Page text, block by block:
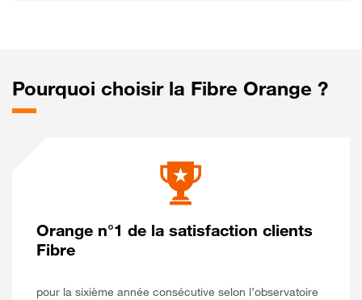
Pourquoi choisir la Fibre Orange ?
Orange n°1 de la satisfaction clients
Fibre
pour la sixième année consécutive selon l’observatoire